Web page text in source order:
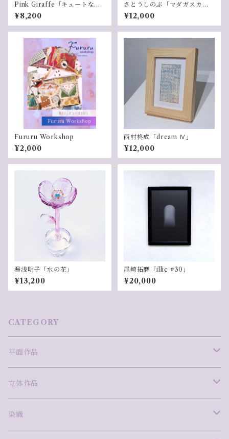
Pink Giraffe「キュートなキ
ツネ(卵色）」
¥8,200
さとうしのぶ「マダガスカル
を想う」
¥12,000
Fururu Workshop
¥2,000
西村柊成「dream Ⅳ」
¥12,000
湯浅明子「水の花」
¥13,200
尾崎拓磨「illic #30」
¥20,000
CATEGORY
平面作品
版画
安藤真司
ミクストメディア
立体作品
ガラス
染織